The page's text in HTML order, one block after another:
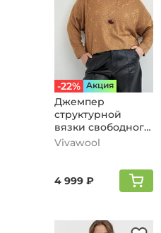
-22% Aкция
Джемпер
структурной
вязки свободного
силуэта, бежевый
Vivawool
4 999 ₽